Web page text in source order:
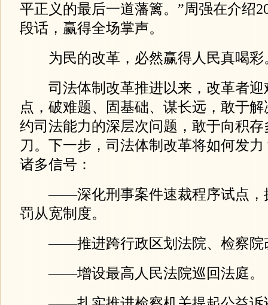
平正义的最后一道藩篱。”周强在介绍
段话，赢得全场掌声。
为民的改革，必然赢得人民真喝彩
司法体制改革推进以来，改革者迎
点，破难题、固基础、谋长远，敢于
约司法能力的深层次问题，敢于向积
刀。下一步，司法体制改革将如何发
诸多信号：
——深化刑事案件速裁程序试点，
罚从宽制度。
——推进跨行政区划法院、检察院
——增设最高人民法院巡回法庭。